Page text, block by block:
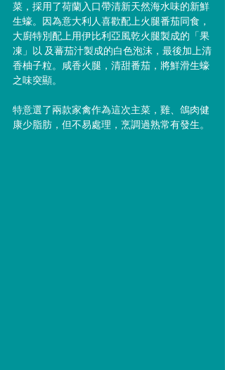
菜，採用了荷蘭入口帶清新天然海水味的新鮮
生蠔。因為意大利人喜歡配上火腿番茄同食，
大廚特別配上用伊比利亞風乾火腿製成的「果
凍」以 及蕃茄汁製成的白色泡沫，最後加上清
香柚子粒。咸香火腿，清甜番茄，將鮮滑生蠔
之味突顯。
特意選了兩款家禽作為這次主菜，雞、鴿肉健
康少脂肪，但不易處理，烹調過熟常有發生。